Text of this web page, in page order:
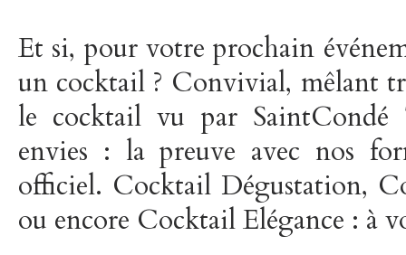
Et si, pour votre prochain
un cocktail ? Convivial, mêlant
le cocktail vu par SaintCondé
envies : la preuve avec nos
officiel. Cocktail Dégustation,
ou encore Cocktail Elégance : à